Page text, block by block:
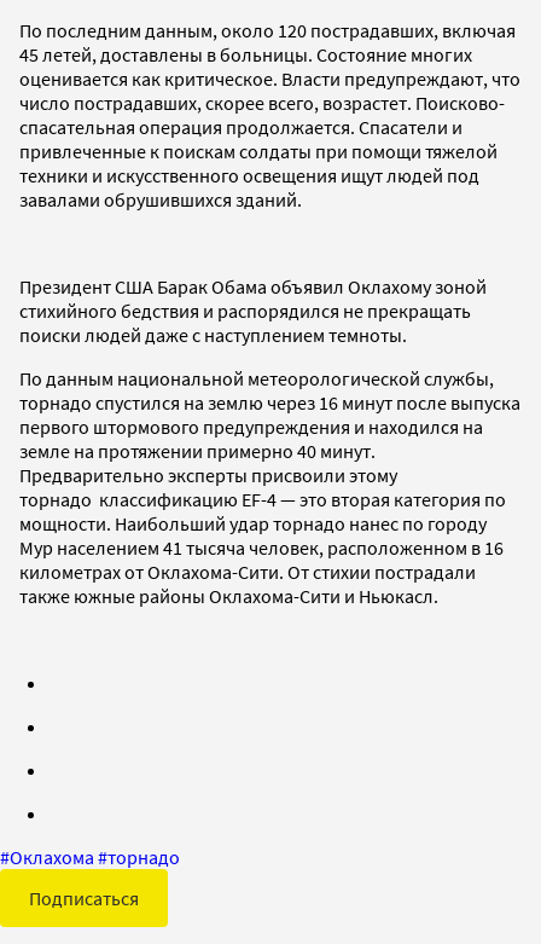
По последним данным, около 120 пострадавших, включая
45 летей, доставлены в больницы. Состояние многих
оценивается как критическое. Власти предупреждают, что
число пострадавших, скорее всего, возрастет. Поисково-
спасательная операция продолжается. Спасатели и
привлеченные к поискам солдаты при помощи тяжелой
техники и искусственного освещения ищут людей под
завалами обрушившихся зданий.
Президент США Барак Обама объявил Оклахому зоной
стихийного бедствия и распорядился не прекращать
поиски людей даже с наступлением темноты.
По данным национальной метеорологической службы,
торнадо спустился на землю через 16 минут после выпуска
первого штормового предупреждения и находился на
земле на протяжении примерно 40 минут.
Предварительно эксперты присвоили этому
торнадо классификацию EF-4 — это вторая категория по
мощности. Наибольший удар торнадо нанес по городу
Мур населением 41 тысяча человек, расположенном в 16
километрах от Оклахома-Сити. От стихии пострадали
также южные районы Оклахома-Сити и Ньюкасл.
#Оклахома #торнадо
Подписаться